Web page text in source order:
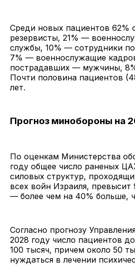
Среди новых пациентов 62%
резервисты, 21% —
службы, 10% — сотрудники
7% — военнослужащие
пострадавших — мужчины,
Почти половина пациентов
лет.
Прогноз минобороны на
По оценкам Министерства
году общее число раненых
силовых структур,
всех войн Израиля, превысит
— более чем на 40% больше,
Согласно прогнозу
2028 году число пациентов
100 тысяч, причем около 50
нуждаться в лечении